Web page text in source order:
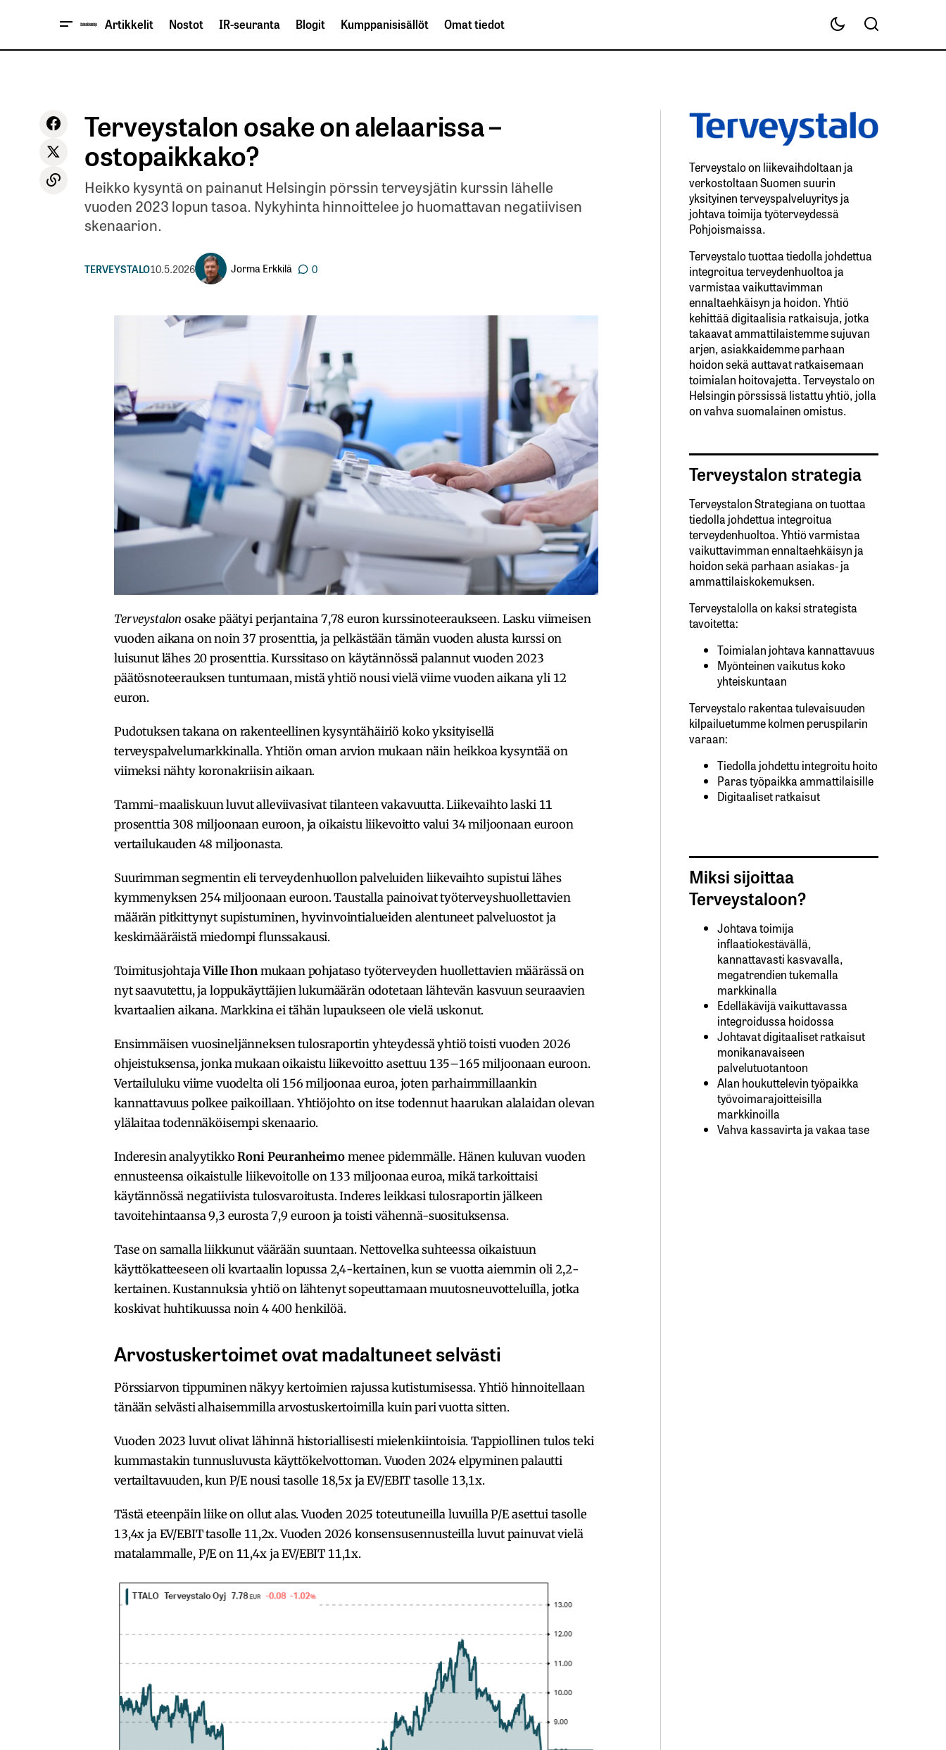
Artikkelit Nostot IR-seuranta Blogit Kumppanisisällöt Omat tiedot
Terveystalon osake on alelaarissa –
ostopaikkako?
Heikko kysyntä on painanut Helsingin pörssin terveysjätin kurssin lähelle
vuoden 2023 lopun tasoa. Nykyhinta hinnoittelee jo huomattavan negatiivisen
skenaarion.
TERVEYSTALO10.5.2026 Jorma Erkkilä 0
Terveystalon osake päätyi perjantaina 7,78 euron kurssinoteeraukseen. Lasku viimeisen
vuoden aikana on noin 37 prosenttia, ja pelkästään tämän vuoden alusta kurssi on
luisunut lähes 20 prosenttia. Kurssitaso on käytännössä palannut vuoden 2023
päätösnoteerauksen tuntumaan, mistä yhtiö nousi vielä viime vuoden aikana yli 12
euron.
Pudotuksen takana on rakenteellinen kysyntähäiriö koko yksityisellä
terveyspalvelumarkkinalla. Yhtiön oman arvion mukaan näin heikkoa kysyntää on
viimeksi nähty koronakriisin aikaan.
Tammi-maaliskuun luvut alleviivasivat tilanteen vakavuutta. Liikevaihto laski 11
prosenttia 308 miljoonaan euroon, ja oikaistu liikevoitto valui 34 miljoonaan euroon
vertailukauden 48 miljoonasta.
Suurimman segmentin eli terveydenhuollon palveluiden liikevaihto supistui lähes
kymmenyksen 254 miljoonaan euroon. Taustalla painoivat työterveyshuollettavien
määrän pitkittynyt supistuminen, hyvinvointialueiden alentuneet palveluostot ja
keskimääräistä miedompi flunssakausi.
ToimitusjohtajaVille Ihon mukaan pohjataso työterveyden huollettavien määrässä on
nyt saavutettu, ja loppukäyttäjien lukumäärän odotetaan lähtevän kasvuun seuraavien
kvartaalien aikana. Markkina ei tähän lupaukseen ole vielä uskonut.
Ensimmäisen vuosineljänneksen tulosraportin yhteydessä yhtiö toisti vuoden 2026
ohjeistuksensa, jonka mukaan oikaistu liikevoitto asettuu 135–165 miljoonaan euroon.
Vertailuluku viime vuodelta oli 156 miljoonaa euroa, joten parhaimmillaankin
kannattavuus polkee paikoillaan. Yhtiöjohto on itse todennut haarukan alalaidan olevan
ylälaitaa todennäköisempi skenaario.
Inderesin analyytikkoRoni Peuranheimomenee pidemmälle. Hänen kuluvan vuoden
ennusteensa oikaistulle liikevoitolle on 133 miljoonaa euroa, mikä tarkoittaisi
käytännössä negatiivista tulosvaroitusta. Inderes leikkasi tulosraportin jälkeen
tavoitehintaansa 9,3 eurosta 7,9 euroon ja toisti vähennä-suosituksensa.
Tase on samalla liikkunut väärään suuntaan. Nettovelka suhteessa oikaistuun
käyttökatteeseen oli kvartaalin lopussa 2,4-kertainen, kun se vuotta aiemmin oli 2,2-
kertainen. Kustannuksia yhtiö on lähtenyt sopeuttamaan muutosneuvotteluilla, jotka
koskivat huhtikuussa noin 4 400 henkilöä.
Arvostuskertoimet ovat madaltuneet selvästi
Pörssiarvon tippuminen näkyy kertoimien rajussa kutistumisessa. Yhtiö hinnoitellaan
tänään selvästi alhaisemmilla arvostuskertoimilla kuin pari vuotta sitten.
Vuoden 2023 luvut olivat lähinnä historiallisesti mielenkiintoisia. Tappiollinen tulos teki
kummastakin tunnusluvusta käyttökelvottoman. Vuoden 2024 elpyminen palautti
vertailtavuuden, kun P/E nousi tasolle 18,5x ja EV/EBIT tasolle 13,1x.
Tästä eteenpäin liike on ollut alas. Vuoden 2025 toteutuneilla luvuilla P/E asettui tasolle
13,4x ja EV/EBIT tasolle 11,2x. Vuoden 2026 konsensusennusteilla luvut painuvat vielä
matalammalle, P/E on 11,4x ja EV/EBIT 11,1x.
Terveystalo on liikevaihdoltaan ja
verkostoltaan Suomen suurin
yksityinen terveyspalveluyritys ja
johtava toimija työterveydessä
Pohjoismaissa.
Terveystalo tuottaa tiedolla johdettua
integroitua terveydenhuoltoa ja
varmistaa vaikuttavimman
ennaltaehkäisyn ja hoidon. Yhtiö
kehittää digitaalisia ratkaisuja, jotka
takaavat ammattilaistemme sujuvan
arjen, asiakkaidemme parhaan
hoidon sekä auttavat ratkaisemaan
toimialan hoitovajetta. Terveystalo on
Helsingin pörssissä listattu yhtiö, jolla
on vahva suomalainen omistus.
Terveystalon strategia
Terveystalon Strategiana on tuottaa
tiedolla johdettua integroitua
terveydenhuoltoa. Yhtiö varmistaa
vaikuttavimman ennaltaehkäisyn ja
hoidon sekä parhaan asiakas- ja
ammattilaiskokemuksen.
Terveystalolla on kaksi strategista
tavoitetta:
Toimialan johtava kannattavuus
Myönteinen vaikutus koko
yhteiskuntaan
Terveystalo rakentaa tulevaisuuden
kilpailuetumme kolmen peruspilarin
varaan:
Tiedolla johdettu integroitu hoito
Paras työpaikka ammattilaisille
Digitaaliset ratkaisut
Miksi sijoittaa
Terveystaloon?
Johtava toimija
inflaatiokestävällä,
kannattavasti kasvavalla,
megatrendien tukemalla
markkinalla
Edelläkävijä vaikuttavassa
integroidussa hoidossa
Johtavat digitaaliset ratkaisut
monikanavaiseen
palvelutuotantoon
Alan houkuttelevin työpaikka
työvoimarajoitteisilla
markkinoilla
Vahva kassavirta ja vakaa tase